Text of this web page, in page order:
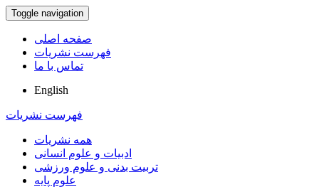
Toggle navigation
صفحه اصلی
فهرست نشریات
تماس با ما
English
فهرست نشریات
همه نشریات
ادبیات و علوم انسانی
تربیت بدنی و علوم ورزشی
علوم پایه